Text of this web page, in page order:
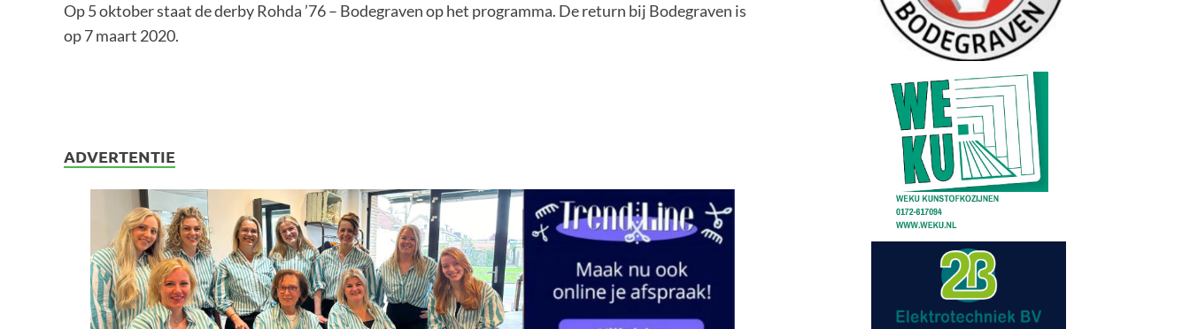
Op 5 oktober staat de derby Rohda ’76 – Bodegraven op het programma. De return bij Bodegraven is
op 7 maart 2020.
ADVERTENTIE